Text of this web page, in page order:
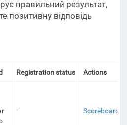
правильний результат,
позитивну відповідь
Registration status Actions
- Scoreboard